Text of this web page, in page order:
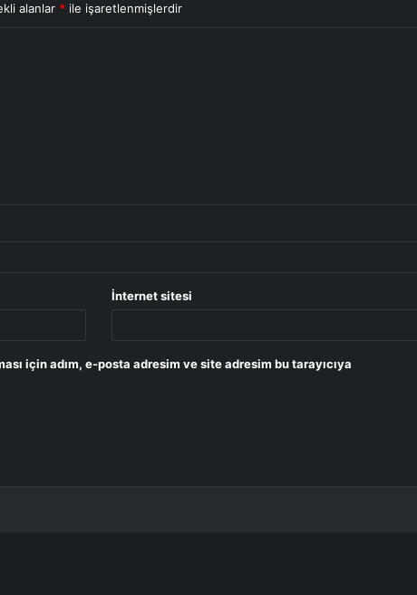
alanlar * ile işaretlenmişlerdir
İnternet sitesi
için adım, e-posta adresim ve site adresim bu tarayıcıya